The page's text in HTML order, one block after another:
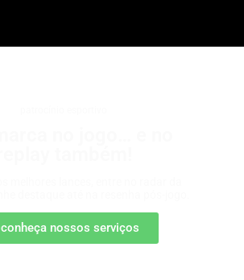
conheça nossos serviços